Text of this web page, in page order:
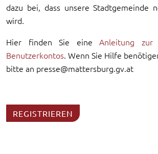
dazu bei, dass unsere Stadtgemeinde
wird.
Hier finden Sie eineAnleitung zur
Benutzerkontos. Wenn Sie Hilfe
bitte an presse@mattersburg.gv.at
REGISTRIEREN